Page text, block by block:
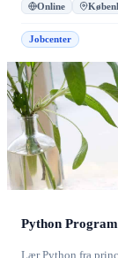
Online
Jobcenter
Python